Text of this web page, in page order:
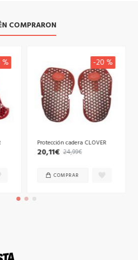
COMPRARON
% -5 %
Guantes moto CLOVER
Predator2 Black
75,99€
COMPRAR